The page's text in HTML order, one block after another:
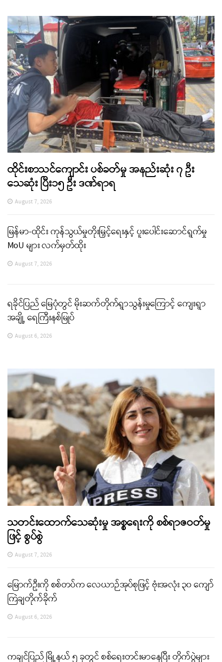
ထိုင်းစာသင်ကျောင်း ပစ်ခတ်မှု အနည်းဆုံး ၇ ဦး
သေဆုံး ပြီး၁၅ ဦး ဒဏ်ရာရ
August 7, 2026
မြန်မာ-ထိုင်း ကုန်သွယ်မှုတိုးမြှင့်ရေးနှင့် ပူးပေါင်းဆောင်ရွက်မှု
MoU များ လက်မှတ်ထိုး
August 7, 2026
ရခိုင်ပြည် မြေပုံတွင် မိုးဆက်တိုက်ရွာသွန်းမှုကြောင့် ကျေးရွာ
အချို့ ရေကြီးနစ်မြုပ်
August 6, 2026
သတင်းထောက်သေဆုံးမှု အစ္စရေးကို စစ်ရာဇဝတ်မှု
ဖြင့် စွပ်စွဲ
August 7, 2026
မြောက်ဦးကို စစ်တပ်က လေယာဉ်အုပ်စုဖြင့် ဗုံးအလုံး ၃၀ ကျော်
ကြဲချတိုက်ခိုက်
August 6, 2026
ကချင်ပြည် မြို့နယ် ၅ ခုတွင် စစ်ရေးတင်းမာနေပြီး တိုက်ပွဲများ